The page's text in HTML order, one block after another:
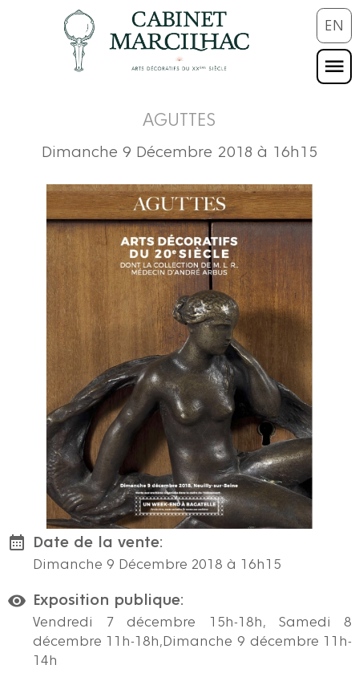
EN
AGUTTES
Dimanche 9 Décembre 2018 à 16h15
Date de la vente:
Dimanche 9 Décembre 2018 à 16h15
Exposition publique:
Vendredi 7 décembre 15h-18h, Samedi 8
décembre 11h-18h,Dimanche 9 décembre 11h-
14h